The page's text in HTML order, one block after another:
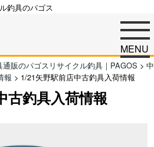
釣具のパゴス
MENU
販のパゴスリサイクル釣具｜PAGOS > 中
報 > 1/21矢野駅前店中古釣具入荷情報
古釣具入荷情報